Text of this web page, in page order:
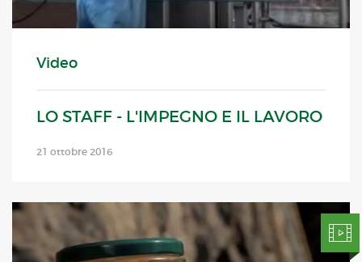
Video
LO STAFF - L'IMPEGNO E IL LAVORO
21 ottobre 2016